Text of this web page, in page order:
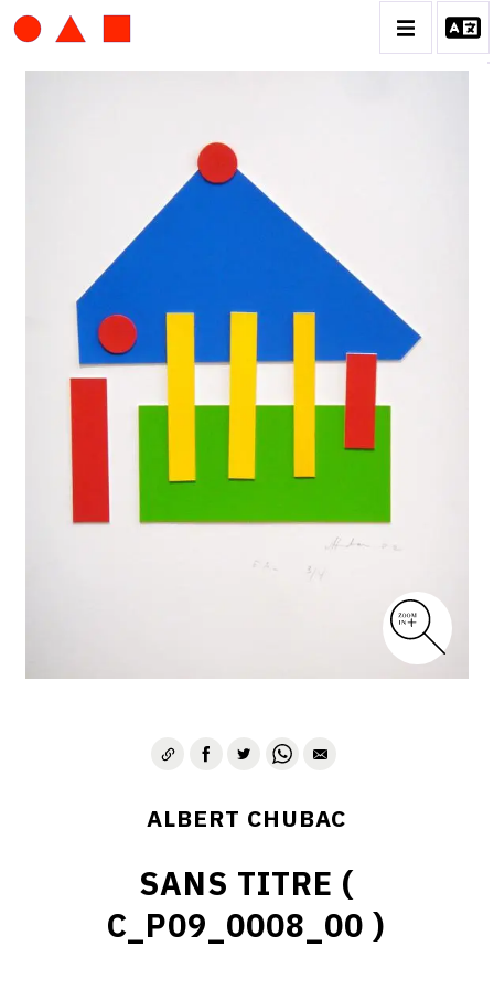
ALBERT CHUBAC
BIOGRAPHIE
CATALOGUE DES OEUVRES
CONTACT
ALBERT CHUBAC
SANS TITRE (
C_P09_0008_00 )